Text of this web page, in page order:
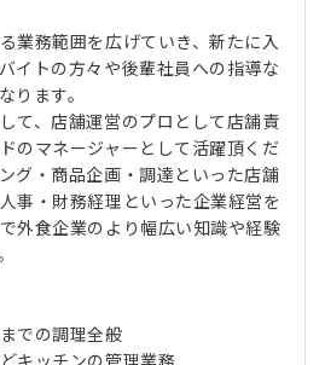
業務範囲を広げていき、新たに入
イトの方々や後輩社員への指導な
ります。
て、店舗運営のプロとして店舗責
のマネージャーとして活躍頂くだ
グ・商品企画・調達といった店舗
事・財務経理といった企業経営を
外食企業のより幅広い知識や経験
での調理全般
キッチンの管理業務